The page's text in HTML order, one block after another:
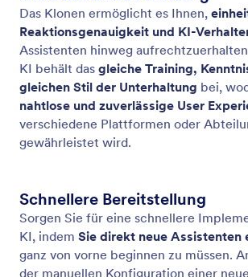
Verwenden Sie Vorlagen für
Jotform KI Agenten bietet eine
Vorlagen für Agenten, die für
Bedürfnisse gestaltet wurden.